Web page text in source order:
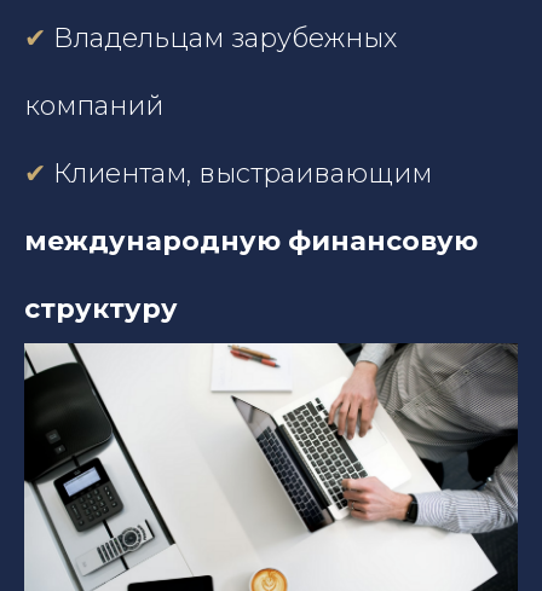
✔ Владельцам зарубежных
компаний
✔ Клиентам, выстраивающим
международную финансовую
структуру